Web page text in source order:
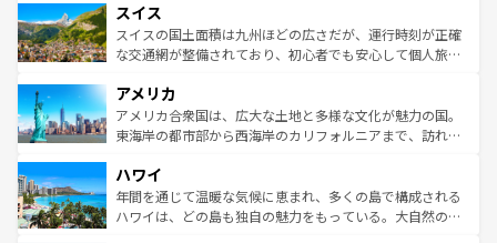
れる地方に足を運ぶとそれぞれで全く異なる文化を体験で
きるだろう。 なお、新着のフランス情報はコンテンツ一覧
を参照してほしい。
は、お酒好きな人にはぜひ体験してほしい。 なお、新着の
ドイツ情報はコンテンツ一覧を参照してほしい。
リアごとに異なる魅力がある。また、優雅なアフタヌーン
ティー、ビール好きにはたまらない英国パブ、サッカー観
戦など、本場だからこそできる体験も豊富。イギリスを旅
ンツ一覧を参照してほしい。
スイス
スイスの国土面積は九州ほどの広さだが、運行時刻が正確
な交通網が整備されており、初心者でも安心して個人旅行
の建物がそのまま残る町や、スイスならではのユニークな
博物館もあり、アルプス観光だけでなく町歩きも満喫する
ことができる。国民の所得が高いため物価も高いが、旅行
ば市内交通費無料で観光を楽しむこともできる。 なお、新
着のスイス情報はコンテンツ一覧 を参照してほしい。
アメリカ
アメリカ合衆国は、広大な土地と多様な文化が魅力の国。
東海岸の都市部から西海岸のカリフォルニアまで、訪れる
のような巨大都市は、観光、ショッピング、エンターテイ
ンメントが詰まった刺激的なスポットだ。一方、アメリカ
西部には大自然が広がり、グランドキャニオンやイエロー
ハワイ
年間を通じて温暖な気候に恵まれ、多くの島で構成される
ハワイは、どの島も独自の魅力をもっている。大自然の神